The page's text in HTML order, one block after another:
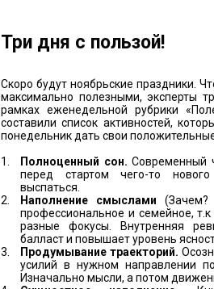
Три дня с пользой!
Скоро будут ноябрьские праздники.
максимально полезными, эксперты
рамках еженедельной рубрики
составили список активностей,
понедельник дать свои
Полноценный сон. Современный
перед стартом чего-то
выспаться.
Наполнение смыслами (Зачем?
профессиональное и семейное,
разные фокусы. Внутренняя
балласт и повышает уровень
Продумывание траекторий.
усилий в нужном направлении
Изначально мысли, а потом